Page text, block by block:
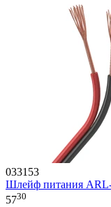
033153
Шлейф питания
5730